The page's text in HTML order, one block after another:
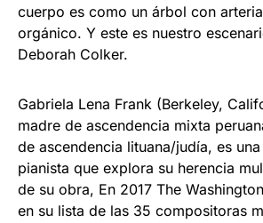
cuerpo es como un árbol con
orgánico. Y este es nuestro
Deborah Colker.
Gabriela Lena Frank (Berkeley,
madre de ascendencia mixta
de ascendencia lituana/judía, es
pianista que explora su herencia
de su obra, En 2017 The
en su lista de las 35 compositoras